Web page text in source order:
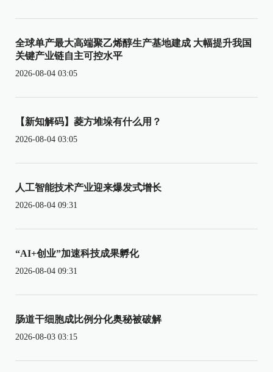
全球单产最大高端聚乙烯醇生产基地建成 大幅提升我国
关键产业链自主可控水平
2026-08-04 03:05
【新知解码】菱方堆垛有什么用？
2026-08-04 03:05
人工智能技术产业迎来爆发式增长
2026-08-04 09:31
“AI+创业”加速科技成果孵化
2026-08-04 09:31
肠道干细胞成比例分化奥秘被破解
2026-08-03 03:15